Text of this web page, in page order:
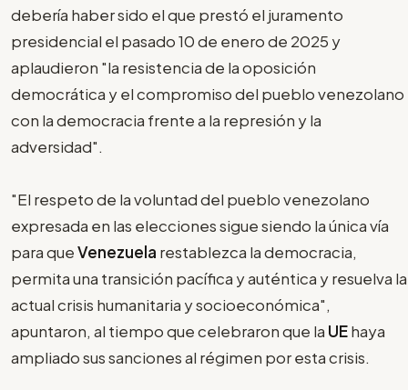
debería haber sido el que prestó el juramento
presidencial el pasado 10 de enero de 2025 y
aplaudieron "la resistencia de la oposición
democrática y el compromiso del pueblo venezolano
con la democracia frente a la represión y la
adversidad".
"El respeto de la voluntad del pueblo venezolano
expresada en las elecciones sigue siendo la única vía
para queVenezuela restablezca la democracia,
permita una transición pacífica y auténtica y resuelva la
actual crisis humanitaria y socioeconómica",
apuntaron, al tiempo que celebraron que la UEhaya
ampliado sus sanciones al régimen por esta crisis.